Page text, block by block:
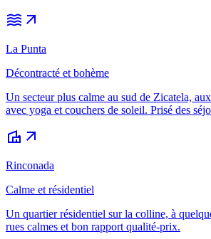
waves arrow_outward
La Punta
Décontracté et bohème
Un secteur plus calme au sud de Zicatela,
avec yoga et couchers de soleil. Prisé des
villa arrow_outward
Rinconada
Calme et résidentiel
Un quartier résidentiel sur la colline, à
rues calmes et bon rapport qualité-prix.